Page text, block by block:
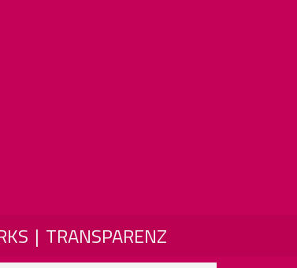
TRANSPARENZ